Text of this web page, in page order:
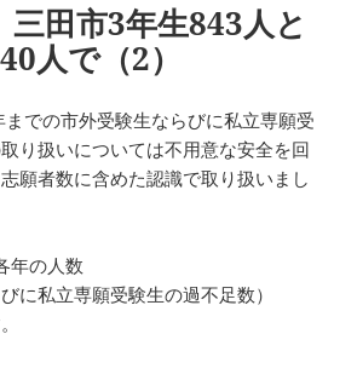
ー
三田市3年生843人と
人で（2）
までの市外受験生ならびに私立専願受
り扱いについては不用意な安全を回
願者数に含めた認識で取り扱いまし
年の人数
に私立専願受験生の過不足数）